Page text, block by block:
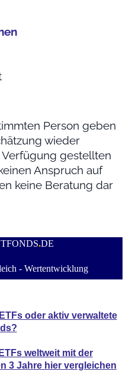
Person geben
wieder
Verfügung gestellten
Anspruch auf
keine Beratung dar
.DE
- Wertentwicklung
oder aktiv verwaltete
weltweit mit der
3 Jahre hier vergleichen